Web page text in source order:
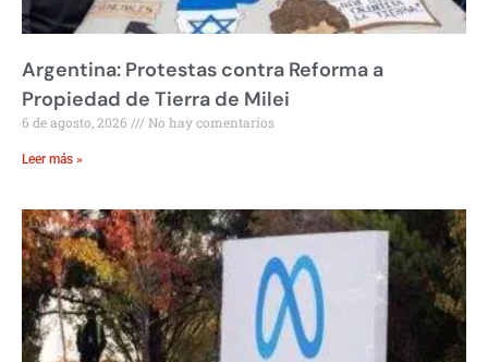
Argentina: Protestas contra Reforma a
Propiedad de Tierra de Milei
6 de agosto, 2026 No hay comentarios
Leer más »